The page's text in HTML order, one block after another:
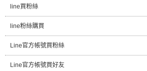
line買粉絲
line粉絲購買
Line官方帳號買粉絲
Line官方帳號買好友